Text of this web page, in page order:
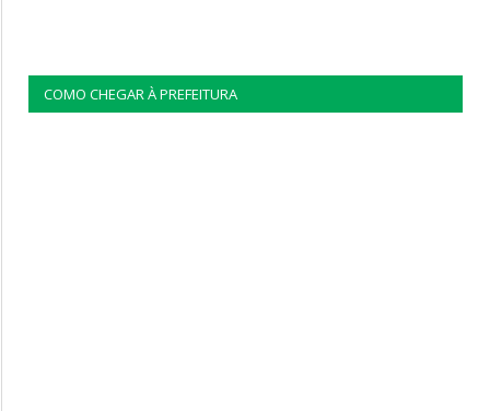
COMO CHEGAR À PREFEITURA